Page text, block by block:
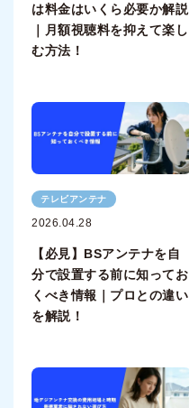
は料金はいくら必要か解説
｜月額視聴料を抑えて楽し
む方法！
テレビアンテナ
2026.04.28
【必見】BSアンテナを自
分で設置する前に知ってお
くべき情報｜プロとの違い
を解説！